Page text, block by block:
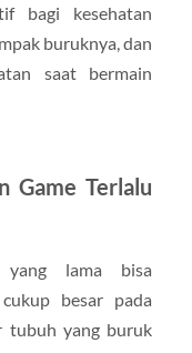
bagi kesehatan
buruknya, dan
saat bermain
Game Terlalu
yang lama bisa
besar pada
tubuh yang buruk